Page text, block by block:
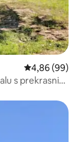
Prosječna
4,86 (99)
s prekrasnim